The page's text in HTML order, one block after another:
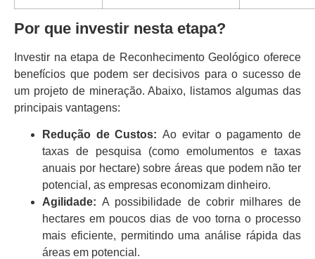
Por que investir nesta etapa?
Investir na etapa de Reconhecimento Geológico oferece
benefícios que podem ser decisivos para o sucesso de
um projeto de mineração. Abaixo, listamos algumas das
principais vantagens:
Redução de Custos: Ao evitar o pagamento de
taxas de pesquisa (como emolumentos e taxas
anuais por hectare) sobre áreas que podem não ter
potencial, as empresas economizam dinheiro.
Agilidade: A possibilidade de cobrir milhares de
hectares em poucos dias de voo torna o processo
mais eficiente, permitindo uma análise rápida das
áreas em potencial.